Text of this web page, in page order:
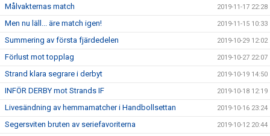
Målvakternas match 2019-11-17 22:28
Men nu läll... äre match igen! 2019-11-15 10:33
Summering av första fjärdedelen 2019-10-29 12:02
Förlust mot topplag 2019-10-27 22:07
Strand klara segrare i derbyt 2019-10-19 14:50
INFÖR DERBY mot Strands IF 2019-10-18 12:19
Livesändning av hemmamatcher i Handbollsettan 2019-10-16 23:24
Segersviten bruten av seriefavoriterna 2019-10-12 20:44